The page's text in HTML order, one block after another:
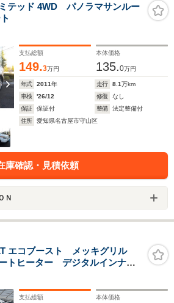
テッド 4WD パノラマサンルー
支払総額
149.3万円
本体価格
135.0万円
年式 2011年 走行 8.1万km
車検
'26/12 修復
なし
保証
保証付 整備
法定整備付
住所
愛知県名古屋市守山区
庫確認・見積依頼
Ｎ
エコブースト メッキグリル
トヒーター デジタルインナー
/リアカメラ 7インチナビ フ
ドラレコ HIDヘッド 7
ルミ支払総額 本体価格